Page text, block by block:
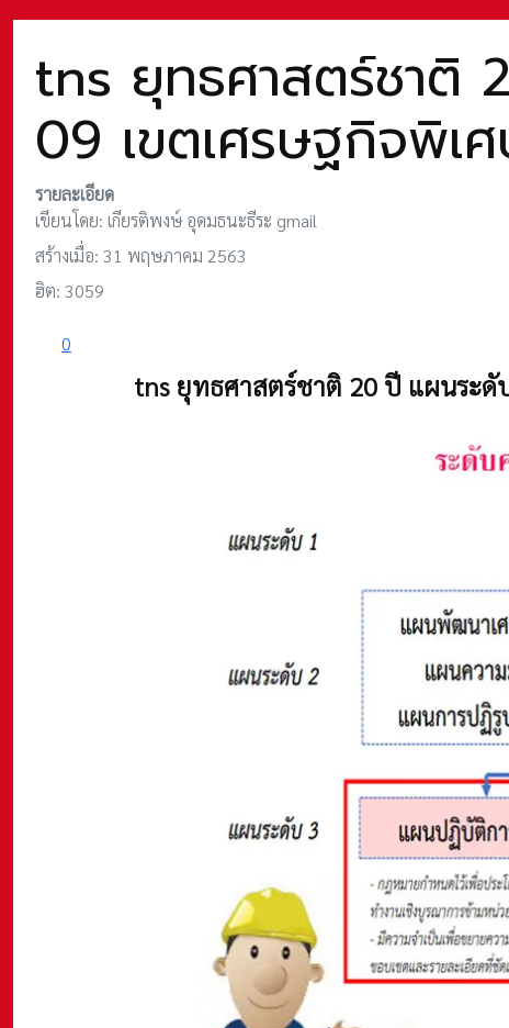
tns ยุทธศาสตร์ชาติ
09 เขตเศรษฐกิจพิเ
รายละเอียด
เขียนโดย: เกียรติพงษ์ อุดมธนะธีระ gmail
สร้างเมื่อ: 31 พฤษภาคม 2563
ฮิต: 3059
0
tns ยุทธศาสตร์ชาติ 20 ปี แผนระดั